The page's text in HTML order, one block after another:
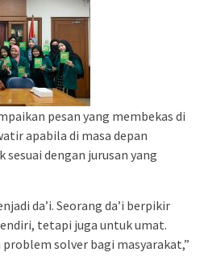
pesan yang membekas di
apabila di masa depan
dengan jurusan yang
da’i. Seorang da’i berpikir
tetapi juga untuk umat.
solver bagi masyarakat,”